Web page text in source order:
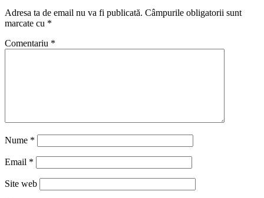
Adresa ta de email nu va fi publicată. Câmpurile obligatorii sunt
marcate cu *
Comentariu *
Nume *
Email *
Site web